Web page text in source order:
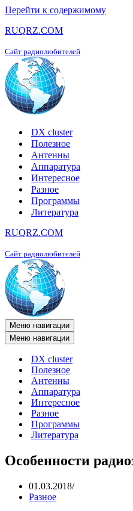
Перейти к содержимому
RUQRZ.COM
Сайт радиолюбителей
DX cluster
Полезное
Антенны
Аппаратура
Интересное
Разное
Программы
Литература
RUQRZ.COM
Сайт радиолюбителей
Меню навигации
Меню навигации
DX cluster
Полезное
Антенны
Аппаратура
Интересное
Разное
Программы
Литература
Особенности
01.03.2018
Разное